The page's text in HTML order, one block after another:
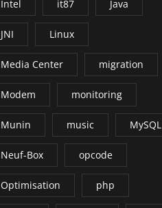
Intel it87 Java
JNI Linux
Media Center migration
Modem monitoring
Munin music MySQL
Neuf-Box opcode
Optimisation php